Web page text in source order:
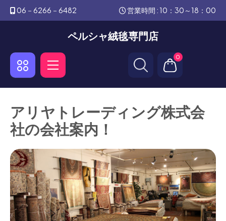
06－6266－6482 営業時間 : 10：30～18：00
ペルシャ絨毯専門店
0
アリヤトレーディング株式会
社の会社案内！